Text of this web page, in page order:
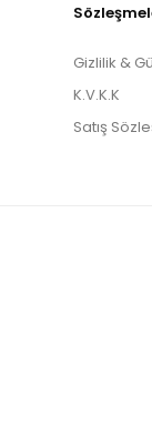
Gizlilik &
K.V.K.K
Satış